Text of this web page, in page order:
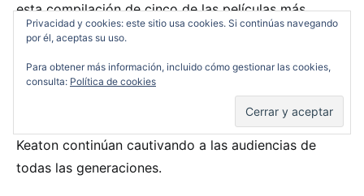
esta compilación de cinco de las películas más
icónicas de Buster Keaton. Únete a nosotros en un
mente genial de este legendario actor y cineasta.
Desde aventuras emocionantes hasta comedias
desternillantes, las obras atemporales de Buster
Keaton continúan cautivando a las audiencias de
todas las generaciones.
Privacidad y cookies: este sitio usa cookies. Si continúas navegando
por él, aceptas su uso.
Para obtener más información, incluido cómo gestionar las cookies,
consulta: Política de cookies